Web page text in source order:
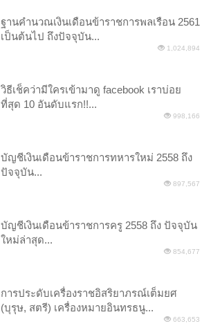
ฐานคำนวณเงินเดือนข้าราชการพลเรือน 2561
เป็นต้นไป ถึงปัจจุบัน...
1,024,894
วิธีเช็คว่ามีใครเข้ามาดู facebook เราบ่อย
ที่สุด 10 อันดับแรก!!...
998,166
บัญชีเงินเดือนข้าราชการทหารใหม่ 2558 ถึง
ปัจจุบัน...
897,567
บัญชีเงินเดือนข้าราชการครู 2558 ถึง ปัจจุบัน
ใหม่ล่าสุด...
854,677
การประดับเครื่องราชอิสริยาภรณ์เต็มยศ
(บุรุษ, สตรี) เครื่องหมายอินทรธนู...
663,653